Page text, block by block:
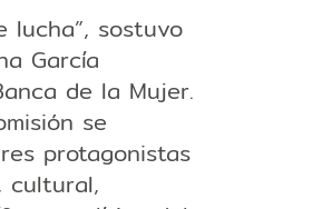
lucha”, sostuvo
García
de la Mujer.
se
protagonistas
cultural,